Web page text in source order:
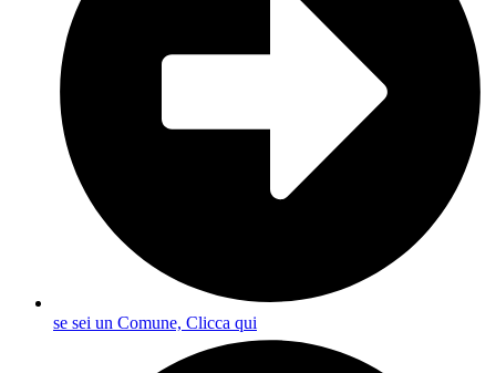
se sei un Comune, Clicca qui